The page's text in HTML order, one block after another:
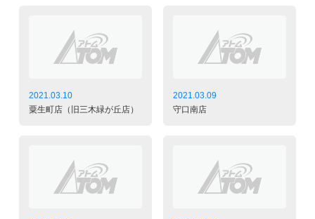
2021.03.10
粟生町店（旧三木緑が丘店）
2021.03.09
守口南店